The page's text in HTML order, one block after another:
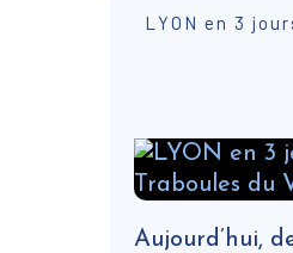
LYON en 3
Aujourd’hui,